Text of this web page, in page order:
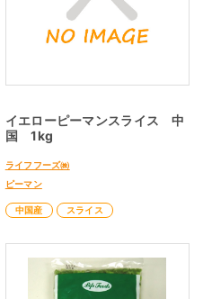
イエローピーマンスライス 中
国 1kg
ライフフーズ㈱
ピーマン
中国産 スライス